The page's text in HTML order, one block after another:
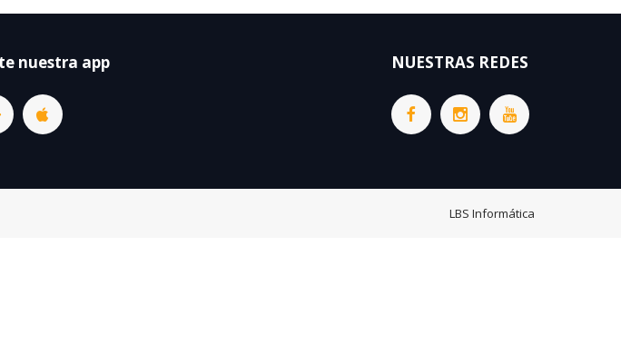
nuestra app NUESTRAS REDES
LBS Informática